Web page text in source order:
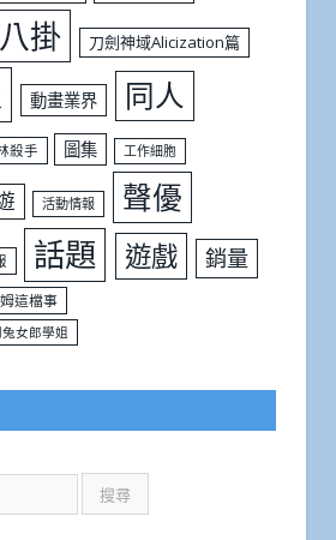
八掛 刀劍神域Alicization篇
動畫業界 同人
殺手 圖集 工作細胞
活動情報 聲優
話題 遊戲 銷量
這檔事
女郎學姐